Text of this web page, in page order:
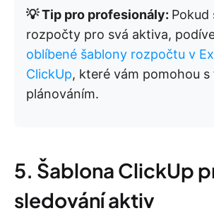
💡 Tip pro profesionály: Pokud
rozpočty pro svá aktiva,
oblíbené šablony rozpočtu v
ClickUp, které vám pomohou
plánováním.
5. Šablona ClickUp
sledování aktiv